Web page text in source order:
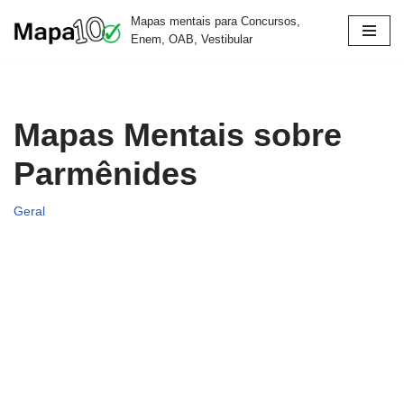
Mapas mentais para Concursos,
Enem, OAB, Vestibular
Mapas Mentais sobre
Parmênides
Geral